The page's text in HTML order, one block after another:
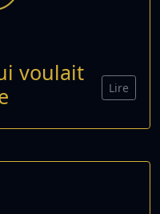
voulait
Lire